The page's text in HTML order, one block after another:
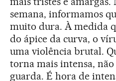
semana, informamos
muito dura. À medida
do ápice da curva, o
uma violência brutal.
torna mais intensa,
guarda. É hora de